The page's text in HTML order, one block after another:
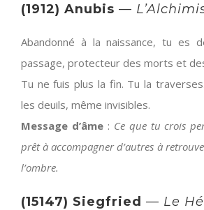
(1912) Anubis —
Abandonné à la naissance, tu es
passage, protecteur des morts et
Tu ne fuis plus la fin. Tu la
les deuils, même invisibles.
Message d’âme: Ce que tu crois
prêt à accompagner d’autres à
l’ombre.
(15147) Siegfried — Le